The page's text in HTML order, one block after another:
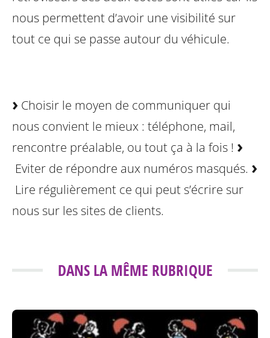
nous permettent d’avoir une visibilité sur
tout ce qui se passe autour du véhicule.
Choisir le moyen de communiquer qui
nous convient le mieux : téléphone, mail,
rencontre préalable, ou tout ça à la fois !
Eviter de répondre aux numéros masqués.
Lire régulièrement ce qui peut s’écrire sur
nous sur les sites de clients.
DANS LA MÊME RUBRIQUE